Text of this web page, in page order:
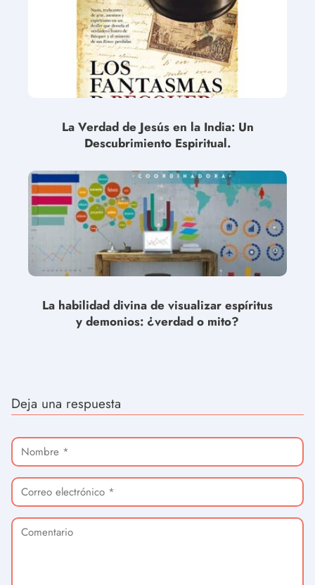
La Verdad de Jesús en la India: Un
Descubrimiento Espiritual.
La habilidad divina de visualizar espíritus
y demonios: ¿verdad o mito?
Deja una respuesta